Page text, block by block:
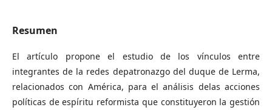
Resumen
El artículo propone el estudio de los vínculos entre
integrantes de la redes depatronazgo del duque de Lerma,
relacionados con América, para el análisis delas acciones
políticas de espíritu reformista que constituyeron la gestión